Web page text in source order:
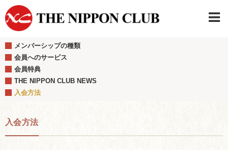
メンバーシップの種類
会員へのサービス
会員特典
THE NIPPON CLUB NEWS
入会方法
入会方法
日本クラブメンバーログイン